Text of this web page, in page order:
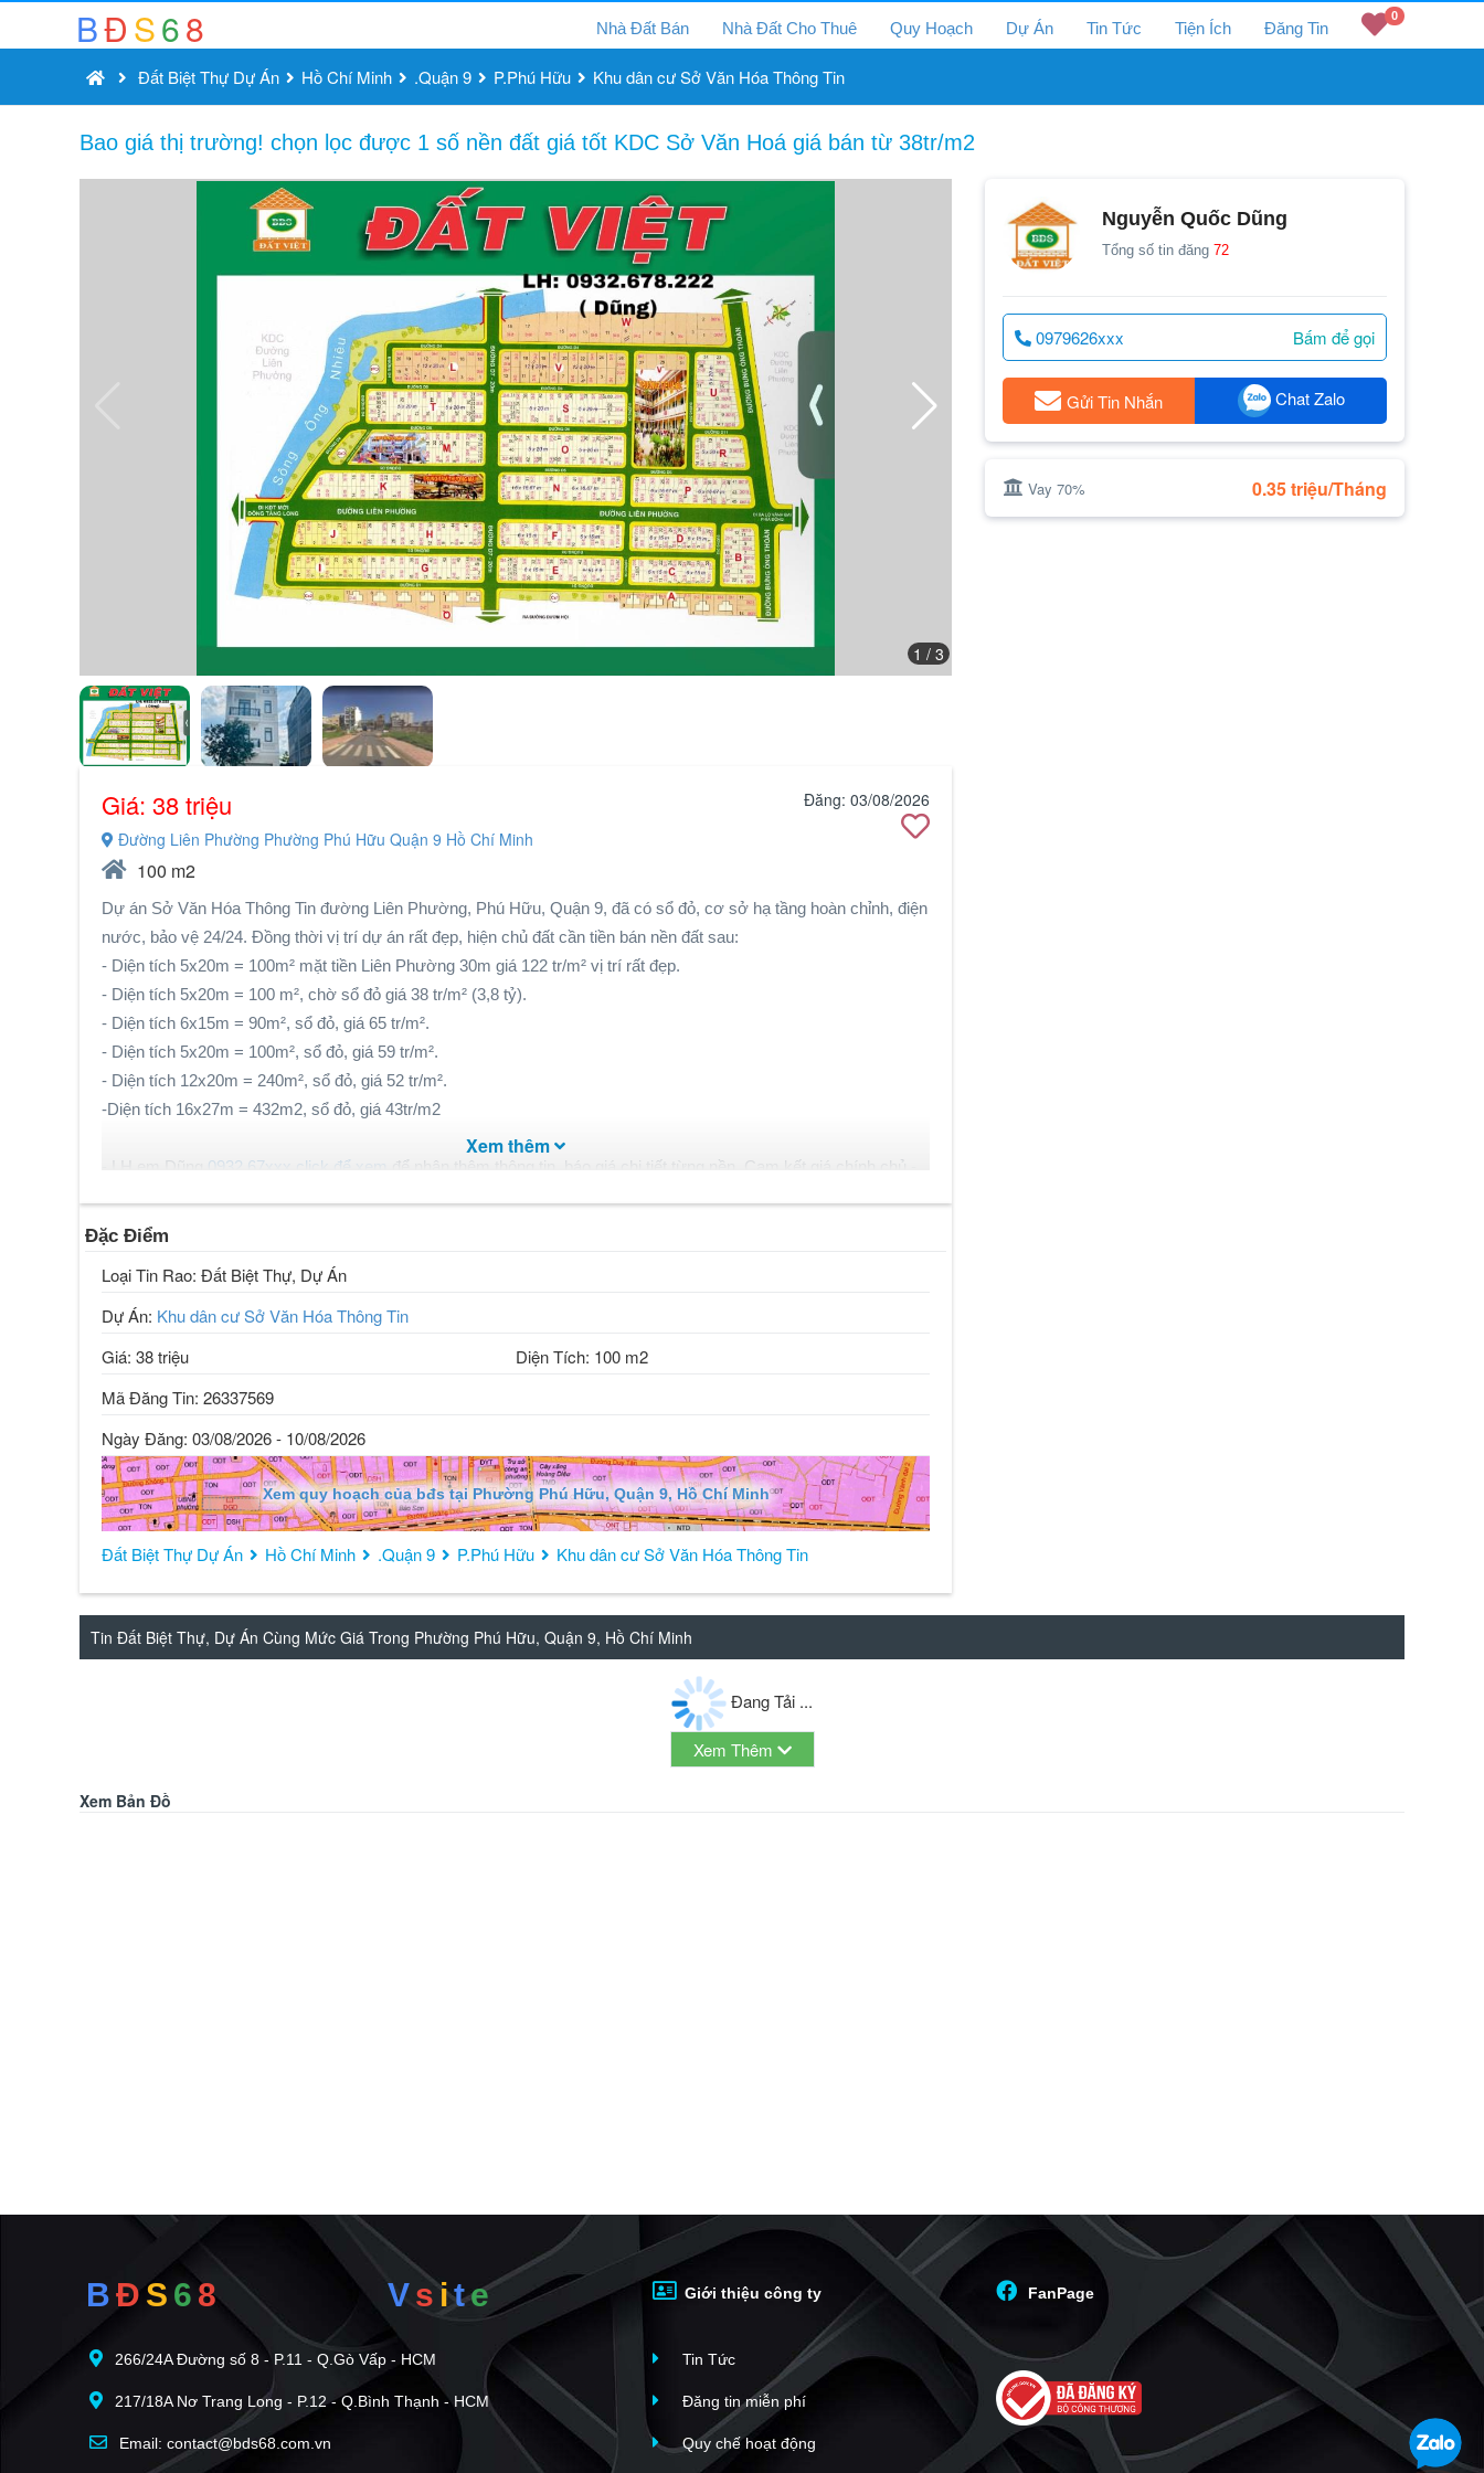
BĐS68 Nhà Đất Bán Nhà Đất Cho Thuê Quy Hoạch Dự Án Tin Tức Tiện Ích Đăng Tin
0
Đất Biệt Thự Dự Án Hồ Chí Minh .Quận 9 P.Phú Hữu Khu dân cư Sở Văn Hóa Thông Tin
Bao giá thị trường! chọn lọc được 1 số nền đất giá tốt KDC Sở Văn Hoá giá bán từ 38tr/m2
1 / 3
Đăng: 03/08/2026
Giá: 38 triệu
Đường Liên Phường Phường Phú Hữu Quận 9 Hồ Chí Minh
100 m2
Dự án Sở Văn Hóa Thông Tin đường Liên Phường, Phú Hữu, Quận 9, đã có sổ đỏ, cơ sở hạ tầng hoàn chỉnh, điện
nước, bảo vệ 24/24. Đồng thời vị trí dự án rất đẹp, hiện chủ đất cần tiền bán nền đất sau:
- Diện tích 5x20m = 100m² mặt tiền Liên Phường 30m giá 122 tr/m² vị trí rất đẹp.
- Diện tích 5x20m = 100 m², chờ sổ đỏ giá 38 tr/m² (3,8 tỷ).
- Diện tích 6x15m = 90m², sổ đỏ, giá 65 tr/m².
- Diện tích 5x20m = 100m², sổ đỏ, giá 59 tr/m².
- Diện tích 12x20m = 240m², sổ đỏ, giá 52 tr/m².
-Diện tích 16x27m = 432m2, sổ đỏ, giá 43tr/m2
- LH em Dũng 0932.67xxx click để xem để nhận thêm thông tin, báo giá chi tiết từng nền. Cam kết giá chính chủ -
Xem thêm
Đặc Điểm
Loại Tin Rao: Đất Biệt Thự, Dự Án
Dự Án: Khu dân cư Sở Văn Hóa Thông Tin
Giá: 38 triệu
Diện Tích: 100 m2
Mã Đăng Tin: 26337569
Ngày Đăng: 03/08/2026 - 10/08/2026
Xem quy hoạch của bđs tại Phường Phú Hữu, Quận 9, Hồ Chí Minh
Đất Biệt Thự Dự Án Hồ Chí Minh .Quận 9 P.Phú Hữu Khu dân cư Sở Văn Hóa Thông Tin
Nguyễn Quốc Dũng
Tổng số tin đăng 72
0979626xxx Bấm để gọi
Gửi Tin Nhắn Chat Zalo
Vay 70% 0.35 triệu/Tháng
Tin Đất Biệt Thự, Dự Án Cùng Mức Giá Trong Phường Phú Hữu, Quận 9, Hồ Chí Minh
Đang Tải ...
Xem Thêm
Xem Bản Đồ
BĐ S 6 8 Vsite
266/24A Đường số 8 - P.11 - Q.Gò Vấp - HCM
217/18A Nơ Trang Long - P.12 - Q.Bình Thạnh - HCM
Email: contact@bds68.com.vn
Giới thiệu công ty
Tin Tức
Đăng tin miễn phí
Quy chế hoạt động
FanPage